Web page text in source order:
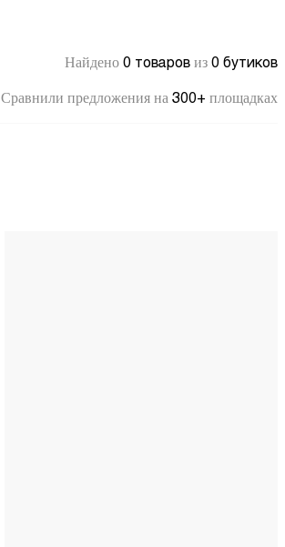
Найдено 0 товаров из 0 бутиков
Сравнили предложения на 300+ площадках